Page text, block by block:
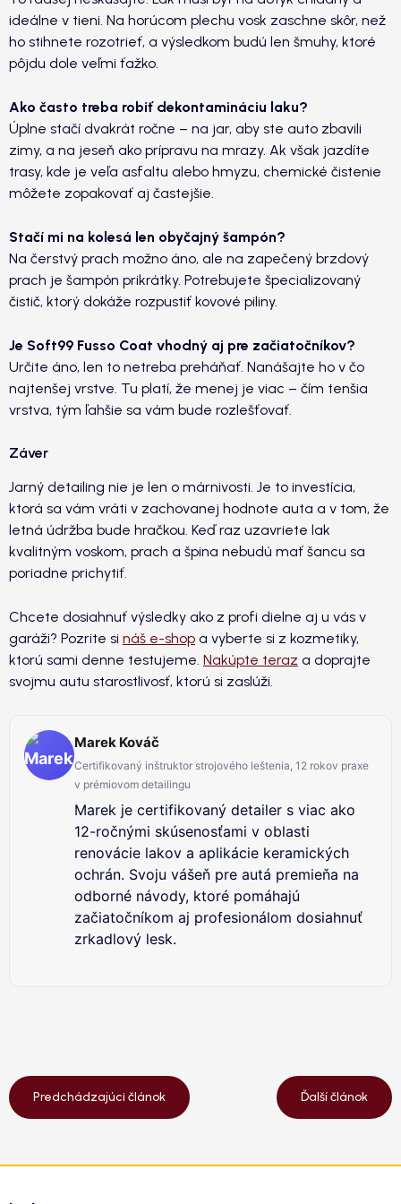
ideálne v tieni. Na horúcom plechu vosk zaschne skôr, než
ho stihnete rozotrieť, a výsledkom budú len šmuhy, ktoré
pôjdu dole veľmi ťažko.
Ako často treba robiť dekontamináciu laku?
Úplne stačí dvakrát ročne – na jar, aby ste auto zbavili
zimy, a na jeseň ako prípravu na mrazy. Ak však jazdíte
trasy, kde je veľa asfaltu alebo hmyzu, chemické čistenie
môžete zopakovať aj častejšie.
Stačí mi na kolesá len obyčajný šampón?
Na čerstvý prach možno áno, ale na zapečený brzdový
prach je šampón prikrátky. Potrebujete špecializovaný
čistič, ktorý dokáže rozpustiť kovové piliny.
Je Soft99 Fusso Coat vhodný aj pre začiatočníkov?
Určite áno, len to netreba preháňať. Nanášajte ho v čo
najtenšej vrstve. Tu platí, že menej je viac – čím tenšia
vrstva, tým ľahšie sa vám bude rozlešťovať.
Záver
Jarný detailing nie je len o márnivosti. Je to investícia,
ktorá sa vám vráti v zachovanej hodnote auta a v tom, že
letná údržba bude hračkou. Keď raz uzavriete lak
kvalitným voskom, prach a špina nebudú mať šancu sa
poriadne prichytiť.
Chcete dosiahnuť výsledky ako z profi dielne aj u vás v
garáži? Pozrite si náš e-shop a vyberte si z kozmetiky,
ktorú sami denne testujeme. Nakúpte teraz a doprajte
svojmu autu starostlivosť, ktorú si zaslúži.
Marek Kováč
Certifikovaný inštruktor strojového leštenia, 12 rokov praxe
v prémiovom detailingu
Marek je certifikovaný detailer s viac ako
12-ročnými skúsenosťami v oblasti
renovácie lakov a aplikácie keramických
ochrán. Svoju vášeň pre autá premieňa na
odborné návody, ktoré pomáhajú
začiatočníkom aj profesionálom dosiahnuť
zrkadlový lesk.
Predchádzajúci článok Ďalší článok